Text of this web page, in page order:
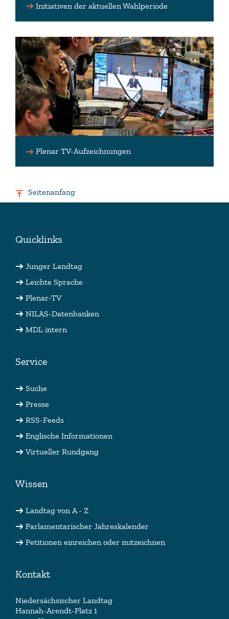
Initiativen der aktuellen Wahlperiode
Plenar TV-Aufzeichnungen
Seitenanfang
Quicklinks
Junger Landtag
Leichte Sprache
Plenar-TV
NILAS-Datenbanken
MDL intern
Service
Suche
Presse
RSS-Feeds
Englische Informationen
Virtueller Rundgang
Wissen
Landtag von A - Z
Parlamentarischer Jahreskalender
Petitionen einreichen oder mitzeichnen
Kontakt
Niedersächsischer Landtag
Hannah-Arendt-Platz 1